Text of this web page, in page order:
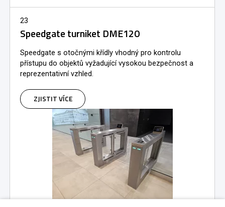
23
Speedgate turniket DME120
Speedgate s otočnými křídly vhodný pro kontrolu
přístupu do objektů vyžadující vysokou bezpečnost a
reprezentativní vzhled.
ZJISTIT VÍCE